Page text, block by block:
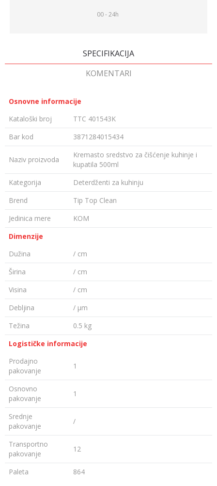
00 - 24h
SPECIFIKACIJA
KOMENTARI
Osnovne informacije
Kataloški broj
TTC 401543K
Bar kod
3871284015434
Naziv proizvoda
Kremasto sredstvo za čišćenje kuhinje i
kupatila 500ml
Kategorija
Deterdženti za kuhinju
Brend
Tip Top Clean
Jedinica mere
KOM
Dimenzije
Dužina
/ cm
Širina
/ cm
Visina
/ cm
Debljina
/ µm
Težina
0.5 kg
Logističke informacije
Prodajno
pakovanje
1
Osnovno
pakovanje
1
Srednje
pakovanje
/
Transportno
pakovanje
12
Paleta 864